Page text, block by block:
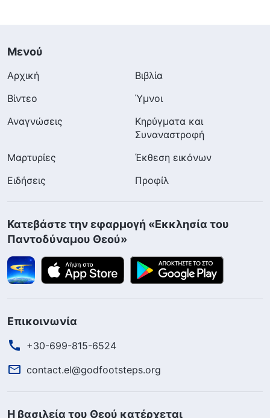
Μενού
Αρχική
Βιβλία
Βίντεο
Ύμνοι
Αναγνώσεις
Κηρύγματα και
Συναναστροφή
Μαρτυρίες
Έκθεση εικόνων
Ειδήσεις
Προφίλ
Κατεβάστε την εφαρμογή «Εκκλησία του
Παντοδύναμου Θεού»
Επικοινωνία
+30-699-815-6524
contact.el@godfootsteps.org
Η βασιλεία του Θεού κατέρχεται